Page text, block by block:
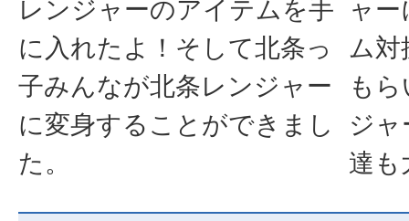
レンジャーのアイテムを手
に入れたよ！そして北条っ
子みんなが北条レンジャー
に変身することができまし
た。
ャ
ム対
も
ジ
達も